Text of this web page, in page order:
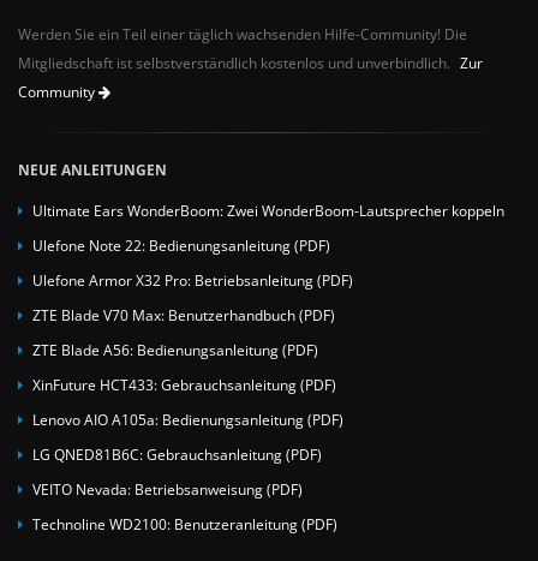
Werden Sie ein Teil einer täglich wachsenden Hilfe-Community! Die
Mitgliedschaft ist selbstverständlich kostenlos und unverbindlich. Zur
Community
NEUE ANLEITUNGEN
Ultimate Ears WonderBoom: Zwei WonderBoom-Lautsprecher koppeln
Ulefone Note 22: Bedienungsanleitung (PDF)
Ulefone Armor X32 Pro: Betriebsanleitung (PDF)
ZTE Blade V70 Max: Benutzerhandbuch (PDF)
ZTE Blade A56: Bedienungsanleitung (PDF)
XinFuture HCT433: Gebrauchsanleitung (PDF)
Lenovo AIO A105a: Bedienungsanleitung (PDF)
LG QNED81B6C: Gebrauchsanleitung (PDF)
VEITO Nevada: Betriebsanweisung (PDF)
Technoline WD2100: Benutzeranleitung (PDF)